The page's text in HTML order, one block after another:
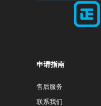
申请指南
售后服务
联系我们